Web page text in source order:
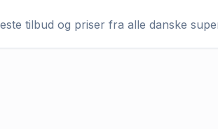
tilbud og priser fra alle danske